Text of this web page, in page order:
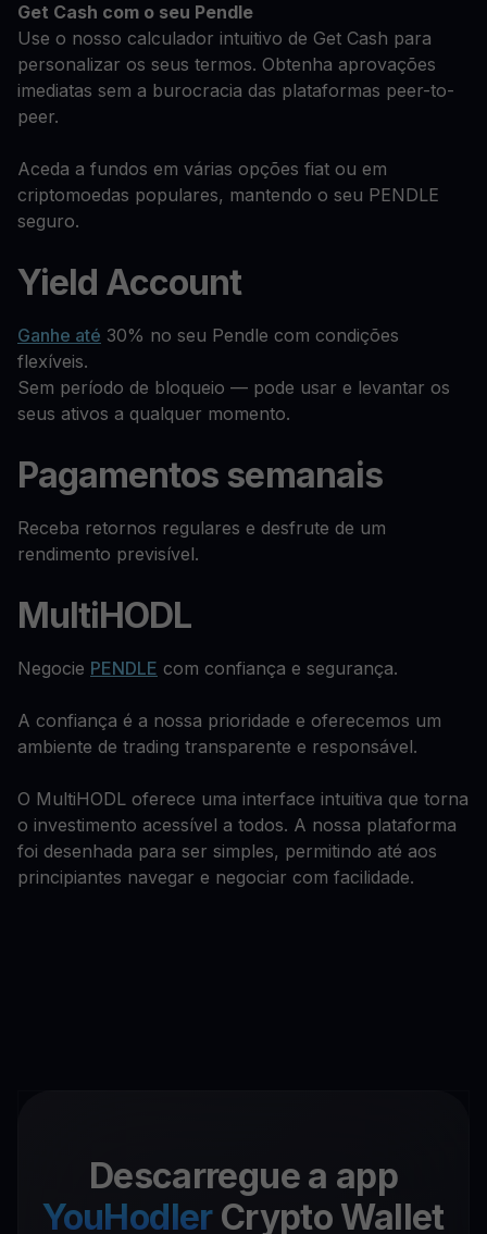
Get Cash com o seu Pendle
Use o nosso calculador intuitivo de Get Cash para
personalizar os seus termos. Obtenha aprovações
imediatas sem a burocracia das plataformas peer-to-
peer.
Aceda a fundos em várias opções fiat ou em
criptomoedas populares, mantendo o seu PENDLE
seguro.
Yield Account
Ganhe até 30% no seu Pendle com condições
flexíveis.
Sem período de bloqueio — pode usar e levantar os
seus ativos a qualquer momento.
Pagamentos semanais
Receba retornos regulares e desfrute de um
rendimento previsível.
MultiHODL
Negocie PENDLE com confiança e segurança.
A confiança é a nossa prioridade e oferecemos um
ambiente de trading transparente e responsável.
O MultiHODL oferece uma interface intuitiva que torna
o investimento acessível a todos. A nossa plataforma
foi desenhada para ser simples, permitindo até aos
principiantes navegar e negociar com facilidade.
Descarregue a app
YouHodler Crypto Wallet